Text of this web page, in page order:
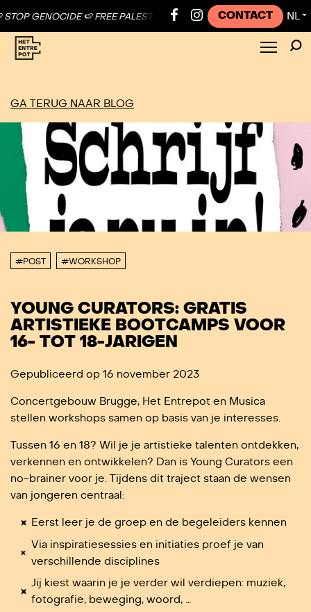
🍉 FREE PALESTINE ● 🍉 STOP GENOCIDE 🍉 FREE PALESTINE ●
CONTACT NL ▼
GA TERUG NAAR BLOG
#POST #WORKSHOP
YOUNG CURATORS: GRATIS
ARTISTIEKE BOOTCAMPS VOOR
16- TOT 18-JARIGEN
Gepubliceerd op 16 november 2023
Concertgebouw Brugge, Het Entrepot en Musica
stellen workshops samen op basis van je interesses.
Tussen 16 en 18? Wil je je artistieke talenten ontdekken,
verkennen en ontwikkelen? Dan is Young Curators een
no-brainer voor je. Tijdens dit traject staan de wensen
van jongeren centraal:
Eerst leer je de groep en de begeleiders kennen
Via inspiratiesessies en initiaties proef je van
verschillende disciplines
Jij kiest waarin je je verder wil verdiepen: muziek,
fotografie, beweging, woord, …